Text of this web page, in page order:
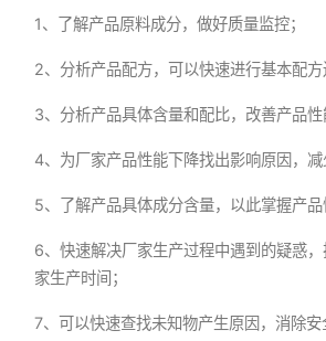
1、了解产品原料成分，做好质量监控；
2、分析产品配方，可以快速进行基本配方
3、分析产品具体含量和配比，改善产品性
4、为厂家产品性能下降找出影响原因，减
5、了解产品具体成分含量，以此掌握产品
6、快速解决厂家生产过程中遇到的疑惑
家生产时间；
7、可以快速查找未知物产生原因，消除安